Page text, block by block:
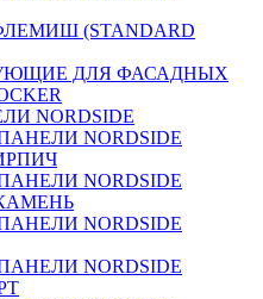
(STANDARD
ДЛЯ ФАСАДНЫХ
NORDSIDE
NORDSIDE
NORDSIDE
NORDSIDE
NORDSIDE